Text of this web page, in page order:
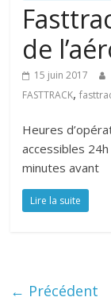
de
15 juin 2017
FASTTRACK,
Heures
accessibles
minutes avant
Lire la suite
← Précédent